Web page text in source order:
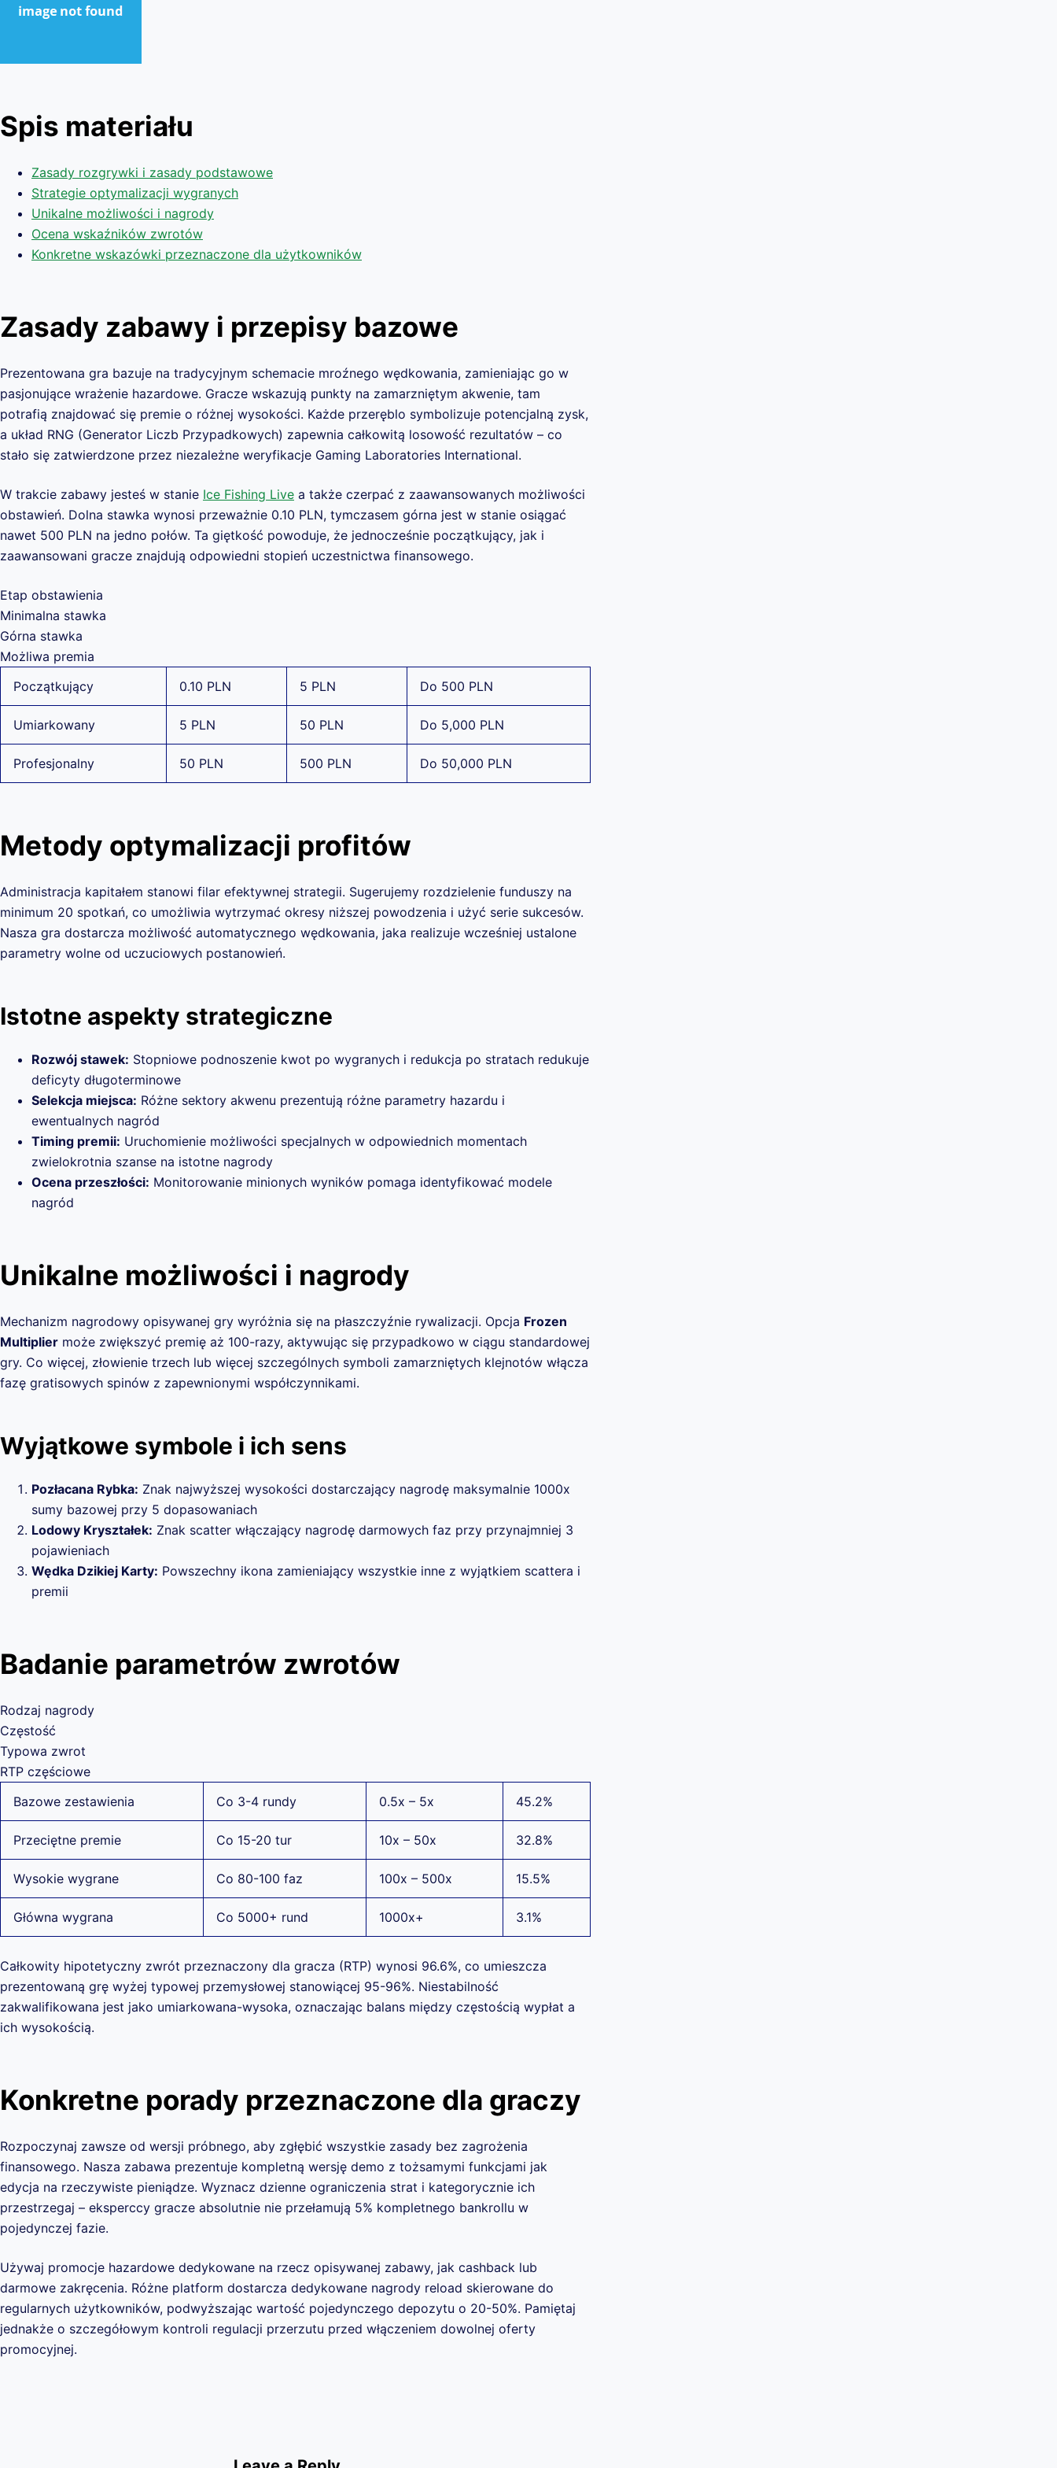
Spis materiału
Zasady rozgrywki i zasady podstawowe
Strategie optymalizacji wygranych
Unikalne możliwości i nagrody
Ocena wskaźników zwrotów
Konkretne wskazówki przeznaczone dla użytkowników
Zasady zabawy i przepisy bazowe
Prezentowana gra bazuje na tradycyjnym schemacie mroźnego wędkowania, zamieniając go w
pasjonujące wrażenie hazardowe. Gracze wskazują punkty na zamarzniętym akwenie, tam
potrafią znajdować się premie o różnej wysokości. Każde przeręblo symbolizuje potencjalną zysk,
a układ RNG (Generator Liczb Przypadkowych) zapewnia całkowitą losowość rezultatów – co
stało się zatwierdzone przez niezależne weryfikacje Gaming Laboratories International.
W trakcie zabawy jesteś w stanie Ice Fishing Live a także czerpać z zaawansowanych możliwości
obstawień. Dolna stawka wynosi przeważnie 0.10 PLN, tymczasem górna jest w stanie osiągać
nawet 500 PLN na jedno połów. Ta giętkość powoduje, że jednocześnie początkujący, jak i
zaawansowani gracze znajdują odpowiedni stopień uczestnictwa finansowego.
Etap obstawienia
Minimalna stawka
Górna stawka
Możliwa premia
Początkujący
0.10 PLN 5 PLN Do 500 PLN
Umiarkowany 5 PLN 50 PLN Do 5,000 PLN
Profesjonalny 50 PLN 500 PLN Do 50,000 PLN
Metody optymalizacji profitów
Administracja kapitałem stanowi filar efektywnej strategii. Sugerujemy rozdzielenie funduszy na
minimum 20 spotkań, co umożliwia wytrzymać okresy niższej powodzenia i użyć serie sukcesów.
Nasza gra dostarcza możliwość automatycznego wędkowania, jaka realizuje wcześniej ustalone
parametry wolne od uczuciowych postanowień.
Istotne aspekty strategiczne
Rozwój stawek: Stopniowe podnoszenie kwot po wygranych i redukcja po stratach redukuje
deficyty długoterminowe
Selekcja miejsca: Różne sektory akwenu prezentują różne parametry hazardu i
ewentualnych nagród
Timing premii: Uruchomienie możliwości specjalnych w odpowiednich momentach
zwielokrotnia szanse na istotne nagrody
Ocena przeszłości: Monitorowanie minionych wyników pomaga identyfikować modele
nagród
Unikalne możliwości i nagrody
Mechanizm nagrodowy opisywanej gry wyróżnia się na płaszczyźnie rywalizacji. Opcja Frozen
Multiplier może zwiększyć premię aż 100-razy, aktywując się przypadkowo w ciągu standardowej
gry. Co więcej, złowienie trzech lub więcej szczególnych symboli zamarzniętych klejnotów włącza
fazę gratisowych spinów z zapewnionymi współczynnikami.
Wyjątkowe symbole i ich sens
Pozłacana Rybka: Znak najwyższej wysokości dostarczający nagrodę maksymalnie 1000x
sumy bazowej przy 5 dopasowaniach
Lodowy Kryształek: Znak scatter włączający nagrodę darmowych faz przy przynajmniej 3
pojawieniach
Wędka Dzikiej Karty: Powszechny ikona zamieniający wszystkie inne z wyjątkiem scattera i
premii
Badanie parametrów zwrotów
Rodzaj nagrody
Częstość
Typowa zwrot
RTP częściowe
Bazowe zestawienia
Co 3-4 rundy 0.5x – 5x 45.2%
Przeciętne premie Co 15-20 tur 10x – 50x 32.8%
Wysokie wygrane Co 80-100 faz 100x – 500x 15.5%
Główna wygrana Co 5000+ rund 1000x+ 3.1%
Całkowity hipotetyczny zwrót przeznaczony dla gracza (RTP) wynosi 96.6%, co umieszcza
prezentowaną grę wyżej typowej przemysłowej stanowiącej 95-96%. Niestabilność
zakwalifikowana jest jako umiarkowana-wysoka, oznaczając balans między częstością wypłat a
ich wysokością.
Konkretne porady przeznaczone dla graczy
Rozpoczynaj zawsze od wersji próbnego, aby zgłębić wszystkie zasady bez zagrożenia
finansowego. Nasza zabawa prezentuje kompletną wersję demo z tożsamymi funkcjami jak
edycja na rzeczywiste pieniądze. Wyznacz dzienne ograniczenia strat i kategorycznie ich
przestrzegaj – eksperccy gracze absolutnie nie przełamują 5% kompletnego bankrollu w
pojedynczej fazie.
Używaj promocje hazardowe dedykowane na rzecz opisywanej zabawy, jak cashback lub
darmowe zakręcenia. Różne platform dostarcza dedykowane nagrody reload skierowane do
regularnych użytkowników, podwyższając wartość pojedynczego depozytu o 20-50%. Pamiętaj
jednakże o szczegółowym kontroli regulacji przerzutu przed włączeniem dowolnej oferty
promocyjnej.